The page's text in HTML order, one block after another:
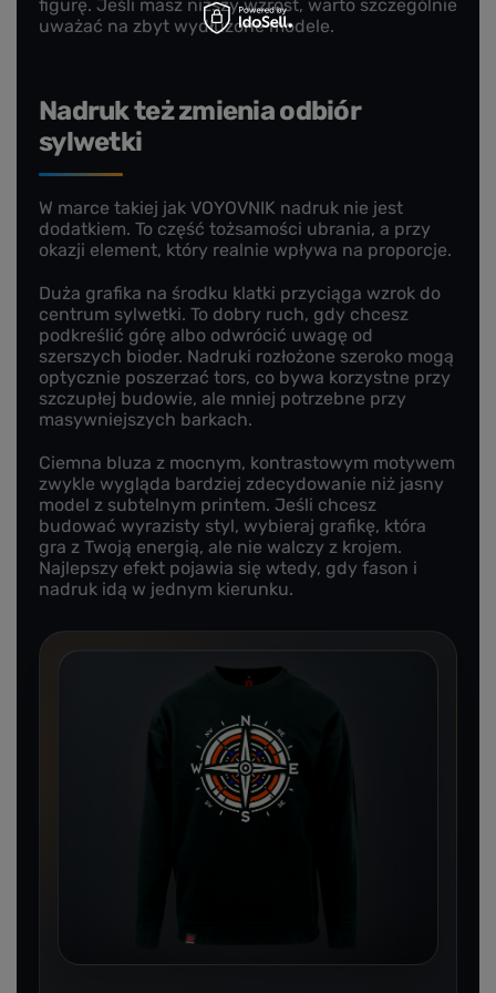
figurę. Jeśli masz niższy wzrost, warto szczególnie
uważać na zbyt wydłużone modele.
Nadruk też zmienia odbiór
sylwetki
W marce takiej jak VOYOVNIK nadruk nie jest
dodatkiem. To część tożsamości ubrania, a przy
okazji element, który realnie wpływa na proporcje.
Duża grafika na środku klatki przyciąga wzrok do
centrum sylwetki. To dobry ruch, gdy chcesz
podkreślić górę albo odwrócić uwagę od
szerszych bioder. Nadruki rozłożone szeroko mogą
optycznie poszerzać tors, co bywa korzystne przy
szczupłej budowie, ale mniej potrzebne przy
masywniejszych barkach.
Ciemna bluza z mocnym, kontrastowym motywem
zwykle wygląda bardziej zdecydowanie niż jasny
model z subtelnym printem. Jeśli chcesz
budować wyrazisty styl, wybieraj grafikę, która
gra z Twoją energią, ale nie walczy z krojem.
Najlepszy efekt pojawia się wtedy, gdy fason i
nadruk idą w jednym kierunku.